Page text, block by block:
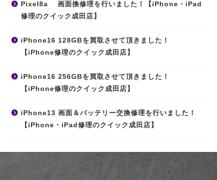
Pixel8a 画面換修理を行いました！【iPhone・iPad
修理のクイック成田店】
iPhone16 128GBを買取させて頂きました！
【iPhone修理のクイック成田店】
iPhone16 256GBを買取させて頂きました！
【iPhone修理のクイック成田店】
iPhone13 画面＆バッテリー交換修理を行いました！
【iPhone・iPad修理のクイック成田店】